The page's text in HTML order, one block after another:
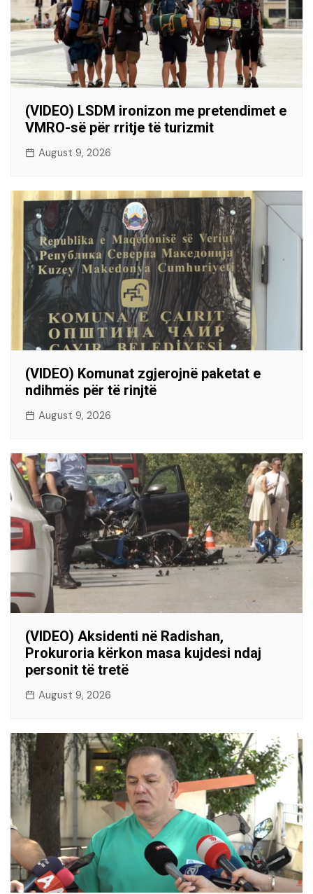
(VIDEO) LSDM ironizon me pretendimet e
VMRO-së për rritje të turizmit
August 9, 2026
(VIDEO) Komunat zgjerojnë paketat e
ndihmës për të rinjtë
August 9, 2026
(VIDEO) Aksidenti në Radishan,
Prokuroria kërkon masa kujdesi ndaj
personit të tretë
August 9, 2026